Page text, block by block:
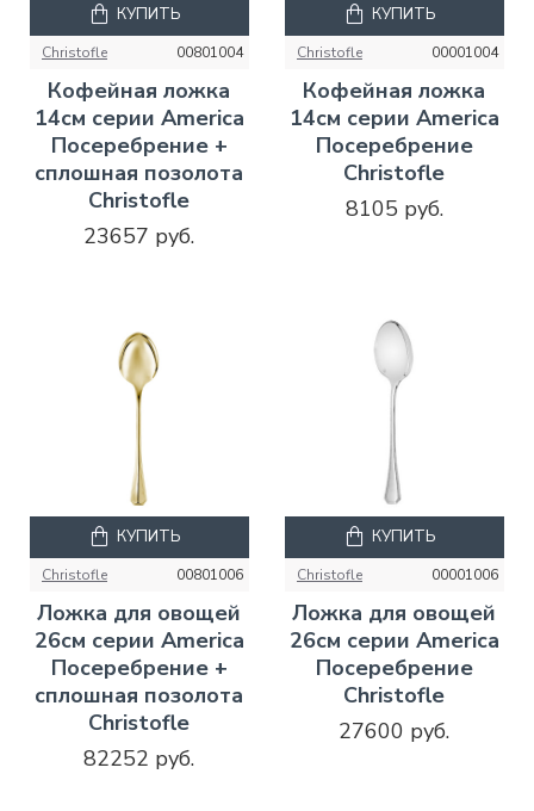
Christofle 00801004
Кофейная ложка
14см серии America
Посеребрение +
сплошная позолота
Christofle
23657 руб.
КУПИТЬ
Christofle 00001004
Кофейная ложка
14см серии America
Посеребрение
Christofle
8105 руб.
КУПИТЬ
Christofle 00801006
Ложка для овощей
26см серии America
Посеребрение +
сплошная позолота
Christofle
82252 руб.
КУПИТЬ
Christofle 00001006
Ложка для овощей
26см серии America
Посеребрение
Christofle
27600 руб.
КУПИТЬ